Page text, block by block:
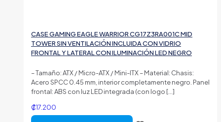
CASE GAMING EAGLE WARRIOR CG17Z3RA001C MID
TOWER SIN VENTILACIÓN INCLUIDA CON VIDRIO
FRONTAL Y LATERAL CON ILUMINACIÓN LED NEGRO
– Tamaño: ATX / Micro-ATX / Mini-ITX – Material: Chasis:
Acero SPCC 0.45 mm, interior completamente negro. Panel
frontal: ABS con luz LED integrada (con logo […]
₡17.200